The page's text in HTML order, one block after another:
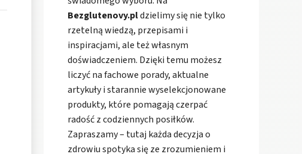
Bezglutenovy.pldzielimy się nie tylko
rzetelną wiedzą, przepisami i
inspiracjami, ale też własnym
doświadczeniem. Dzięki temu możesz
liczyć na fachowe porady, aktualne
artykuły i starannie wyselekcjonowane
produkty, które pomagają czerpać
radość z codziennych posiłków.
Zapraszamy – tutaj każda decyzja o
zdrowiu spotyka się ze zrozumieniem i